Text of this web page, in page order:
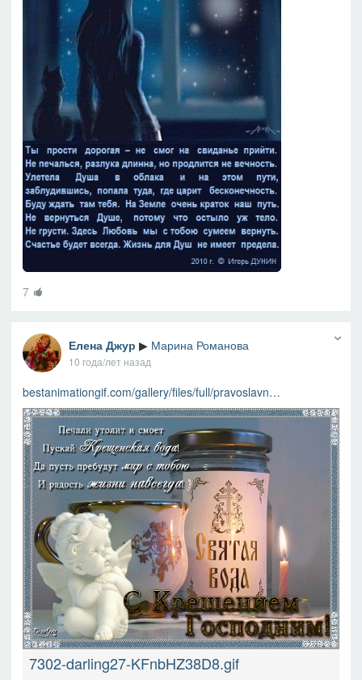
7
Елена Джур ▶ Марина Романова
10 года/лет назад
bestanimationgif.com/gallery/files/full/pravoslavn…
7302-darling27-KFnbHZ38D8.gif